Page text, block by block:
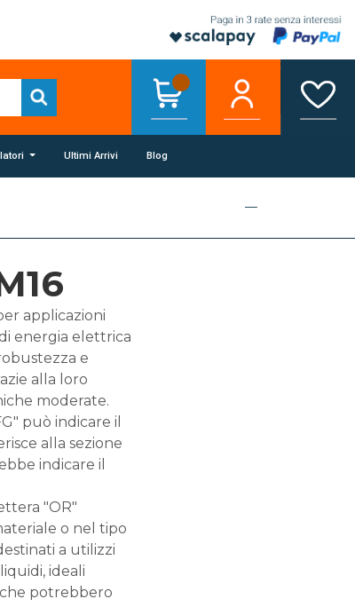
Ultimi Arrivi Blog
applicazioni
energia elettrica
e
alla loro
moderate.
può indicare il
alla sezione
indicare il
"OR"
o nel tipo
a utilizzi
ideali
potrebbero